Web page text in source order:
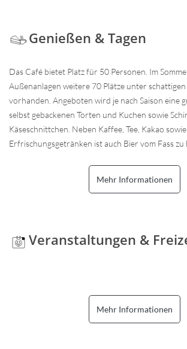
Genießen & Tagen
Das Café bietet Platz für 50 Personen. Im
Außenanlagen weitere 70 Plätze unter schattigen
vorhanden. Angeboten wird je nach Saison eine
selbst gebackenen Torten und Kuchen sowie
Käseschnittchen. Neben Kaffee, Tee, Kakao
Erfrischungsgetränken ist auch Bier vom Fass zu
Mehr Informationen
Veranstaltungen &
Mehr Informationen